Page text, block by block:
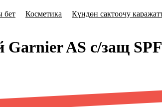
бет Косметика Күндөн сактоочу
Garnier AS с/защ